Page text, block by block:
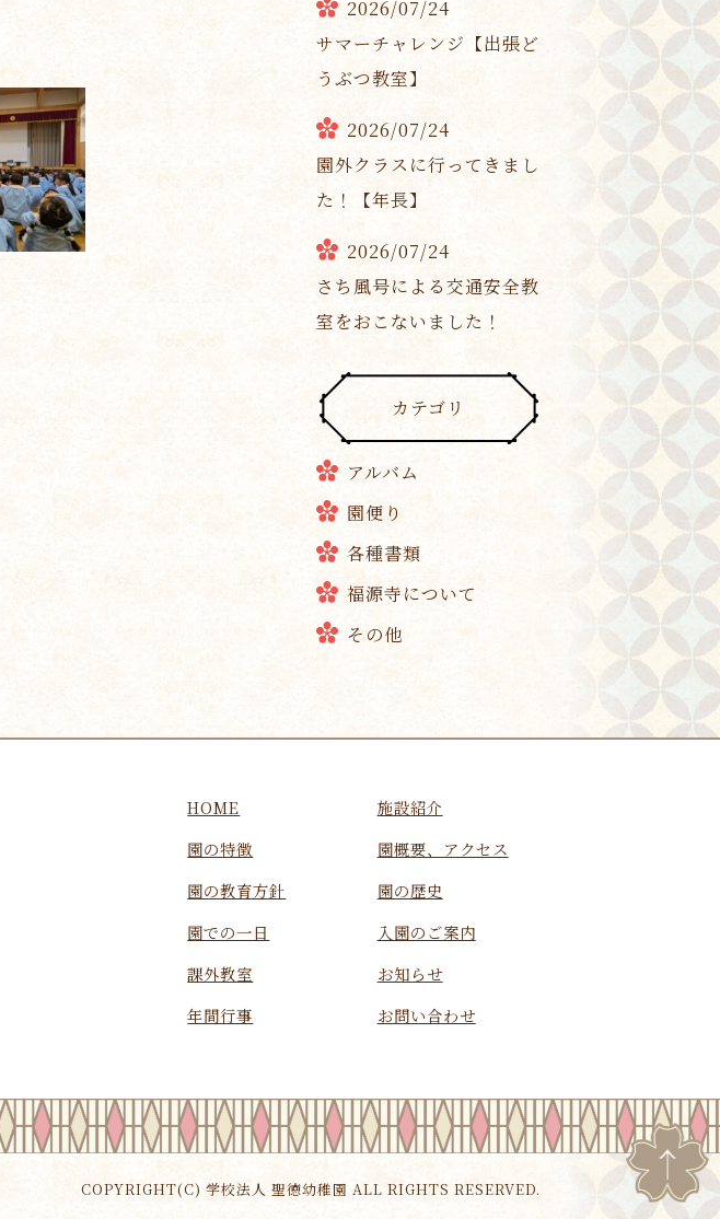
2026/07/24
サマーチャレンジ【出張ど
うぶつ教室】
2026/07/24
園外クラスに行ってきまし
た！【年長】
2026/07/24
さち風号による交通安全教
室をおこないました！
カテゴリ
アルバム
園便り
各種書類
福源寺について
その他
HOME
園の特徴
園の教育方針
園での一日
課外教室
年間行事
施設紹介
園概要、アクセス
園の歴史
入園のご案内
お知らせ
お問い合わせ
COPYRIGHT(C) 学校法人 聖徳幼稚園 ALL RIGHTS RESERVED.